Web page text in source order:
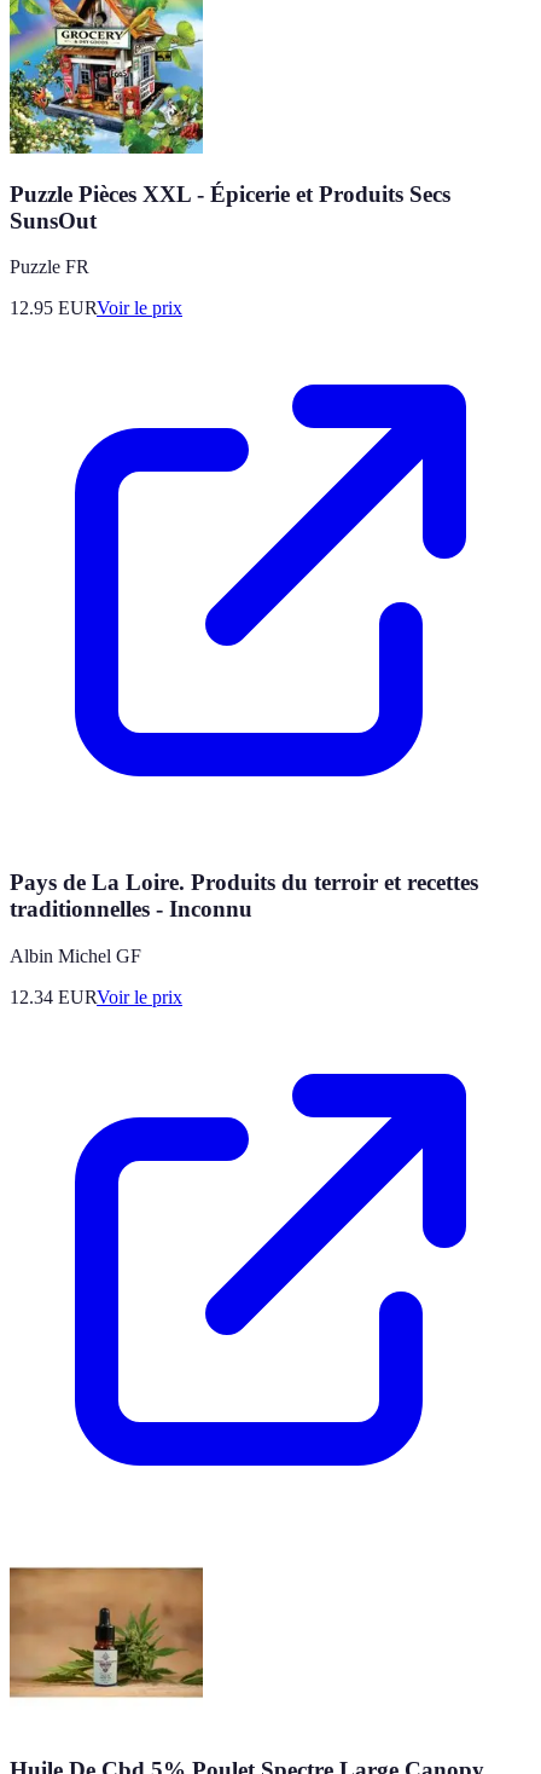
Puzzle Pièces XXL - Épicerie et Produits Secs
SunsOut
Puzzle FR
12.95 EURVoir le prix
Pays de La Loire. Produits du terroir et recettes
traditionnelles - Inconnu
Albin Michel GF
12.34 EURVoir le prix